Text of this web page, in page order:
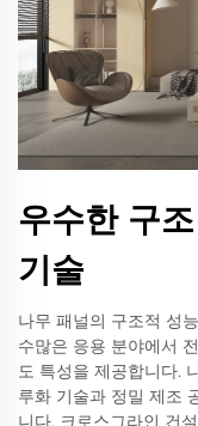
우수한 구
기술
나무 패널의 구조적 성
수많은 응용 분야에서
도 특성을 제공합니다.
루화 기술과 정밀 제조